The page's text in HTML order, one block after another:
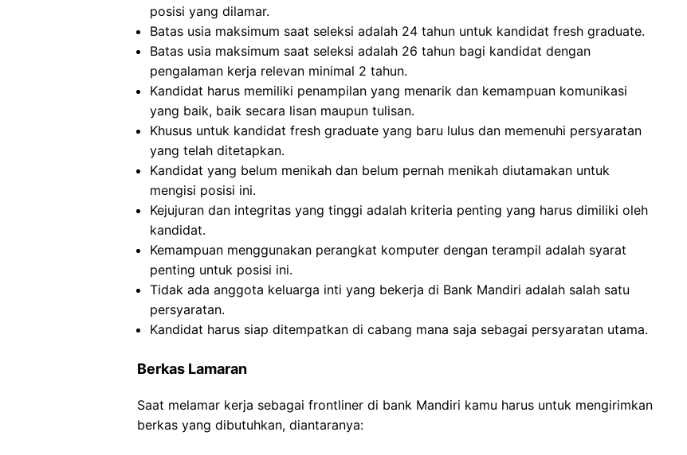
posisi yang dilamar.
Batas usia maksimum saat seleksi adalah 24 tahun untuk kandidat fresh graduate.
Batas usia maksimum saat seleksi adalah 26 tahun bagi kandidat dengan
pengalaman kerja relevan minimal 2 tahun.
Kandidat harus memiliki penampilan yang menarik dan kemampuan komunikasi
yang baik, baik secara lisan maupun tulisan.
Khusus untuk kandidat fresh graduate yang baru lulus dan memenuhi persyaratan
yang telah ditetapkan.
Kandidat yang belum menikah dan belum pernah menikah diutamakan untuk
mengisi posisi ini.
Kejujuran dan integritas yang tinggi adalah kriteria penting yang harus dimiliki oleh
kandidat.
Kemampuan menggunakan perangkat komputer dengan terampil adalah syarat
penting untuk posisi ini.
Tidak ada anggota keluarga inti yang bekerja di Bank Mandiri adalah salah satu
persyaratan.
Kandidat harus siap ditempatkan di cabang mana saja sebagai persyaratan utama.
Berkas Lamaran
Saat melamar kerja sebagai frontliner di bank Mandiri kamu harus untuk mengirimkan
berkas yang dibutuhkan, diantaranya: